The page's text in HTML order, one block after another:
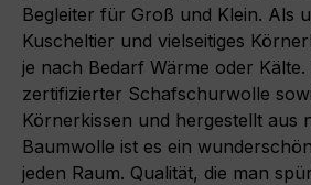
Begleiter für Groß und Klein. Als
Kuscheltier und vielseitiges
je nach Bedarf Wärme oder
zertifizierter Schafschurwolle
Körnerkissen und hergestellt aus
Baumwolle ist es ein
jeden Raum. Qualität, die man